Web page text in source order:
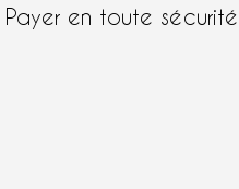
Payer en toute